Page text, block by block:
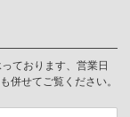
ております、営業日
併せてご覧ください。